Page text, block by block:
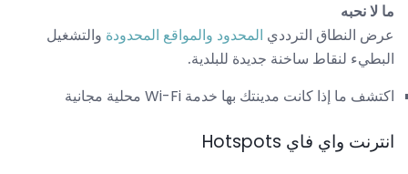
ما لا نحبه
عرض النطاق الترددي المحدود والمواقع المحدودة والتشغيل
البطيء لنقاط ساخنة جديدة للبلدية.
اكتشف ما إذا كانت مدينتك بها خدمة Wi-Fi محلية مجانية
انترنت واي فاي Hotspots